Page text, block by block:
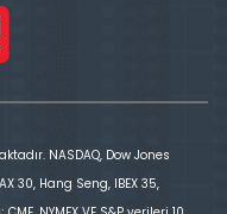
NASDAQ, Dow Jones
30, Hang Seng, IBEX 35,